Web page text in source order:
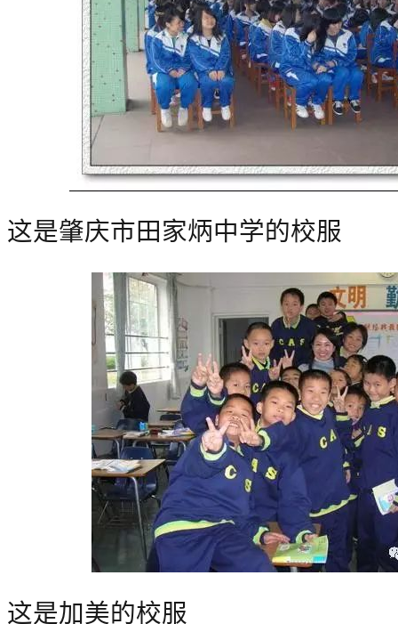
这是肇庆市田家炳中学的校服
这是加美的校服